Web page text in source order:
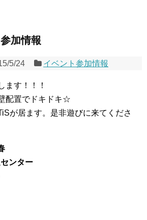
加情報
5/24 イベント参加情報
ます！！！
配置でドキドキ☆
が居ます。是非遊びに来てくださ
ンター